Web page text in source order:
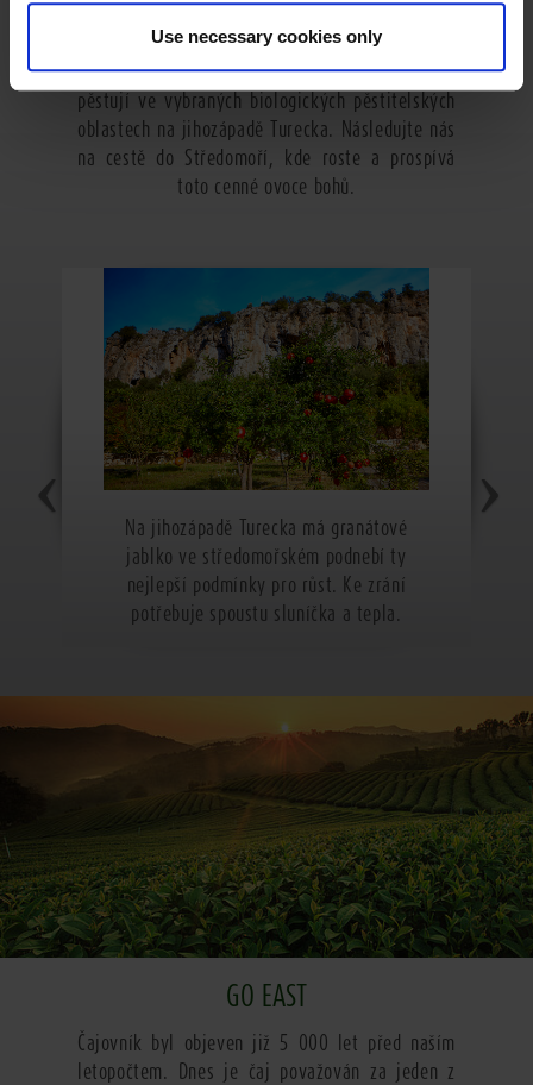
Use necessary cookies only
jadérek, která jsou uložená v jednotlivých
pouzdrech uvnitř plodu. Plody pro výrobu
Pfanner BIO nektaru z granátových jablekse
pěstují ve vybraných biologických pěstitelských
oblastech na jihozápadě Turecka. Následujte nás
na cestě do Středomoří, kde roste a prospívá
toto cenné ovoce bohů.
Na jihozápadě Turecka má granátové
jablko ve středomořském podnebí ty
nejlepší podmínky pro růst. Ke zrání
potřebuje spoustu sluníčka a tepla.
GO EAST
Čajovník byl objeven již 5 000 let před naším
letopočtem. Dnes je čaj považován za jeden z